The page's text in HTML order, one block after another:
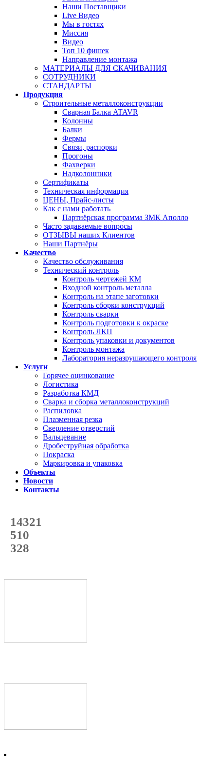
Наши Поставщики
Live Видео
Мы в гостях
Миссия
Видео
Топ 10 фишек
Направление монтажа
МАТЕРИАЛЫ ДЛЯ СКАЧИВАНИЯ
СОТРУДНИКИ
СТАНДАРТЫ
Продукция
Строительные металлоконструкции
Сварная Балка ATAVR
Колонны
Балки
Фермы
Связи, распорки
Прогоны
Фахверки
Надколонники
Сертификаты
Техническая информация
ЦЕНЫ, Прайс-листы
Как с нами работать
Партнёрская программа ЗМК Аполло
Часто задаваемые вопросы
ОТЗЫВЫ наших Клиентов
Наши Партнёры
Качество
Качество обслуживания
Технический контроль
Контроль чертежей КМ
Входной контроль металла
Контроль на этапе заготовки
Контроль сборки конструкций
Контроль сварки
Контроль подготовки к окраске
Контроль ЛКП
Контроль упаковки и документов
Контроль монтажа
Лаборатория неразрушающего контроля
Услуги
Горячее оцинкование
Логистика
Разработка КМД
Сварка и сборка металлоконструкций
Распиловка
Плазменная резка
Сверление отверстий
Вальцевание
Дробеструйная обработка
Покраска
Маркировка и упаковка
Объекты
Новости
Контакты
14321
с начала года
510
с начала месяца
328
с начала недели